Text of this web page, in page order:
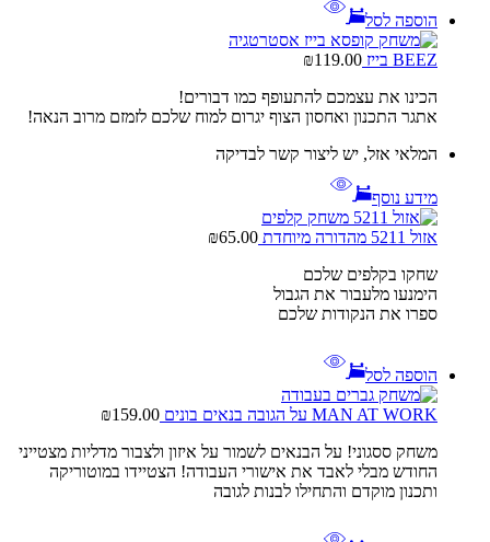
הוספה לסל
BEEZ בייז ₪119.00
הכינו את עצמכם להתעופף כמו דבורים!
אתגר התכנון ואחסון הצוף יגרום למוח שלכם לזמזם מרוב הנאה!
המלאי אזל, יש ליצור קשר לבדיקה
מידע נוסף
אזול 5211 מהדורה מיוחדת ₪65.00
שחקו בקלפים שלכם
הימנעו מלעבור את הגבול
ספרו את הנקודות שלכם
הוספה לסל
MAN AT WORK על הגובה בנאים בונים ₪159.00
משחק ססגוני! על הבנאים לשמור על איזון ולצבור מדליות מצטייני
החודש מבלי לאבד את אישורי העבודה! הצטיידו במוטוריקה
ותכנון מוקדם והתחילו לבנות לגובה